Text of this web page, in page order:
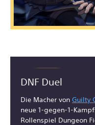
DNF Duel
Die Macher von Guilty
neue 1-gegen-1-
Rollenspiel Dungeon